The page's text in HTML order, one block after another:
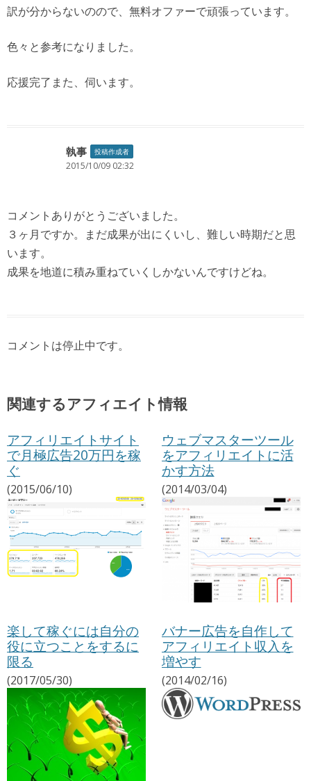
訳が分からないのので、無料オファーで頑張っています。
色々と参考になりました。
応援完了また、伺います。
執事 投稿作成者
2015/10/09 02:32
コメントありがとうございました。
３ヶ月ですか。まだ成果が出にくいし、難しい時期だと思
います。
成果を地道に積み重ねていくしかないんですけどね。
コメントは停止中です。
関連するアフィエイト情報
アフィリエイトサイト
で月極広告20万円を稼
ぐ
(2015/06/10)
ウェブマスターツール
をアフィリエイトに活
かす方法
(2014/03/04)
楽して稼ぐには自分の
役に立つことをするに
限る
(2017/05/30)
バナー広告を自作して
アフィリエイト収入を
増やす
(2014/02/16)